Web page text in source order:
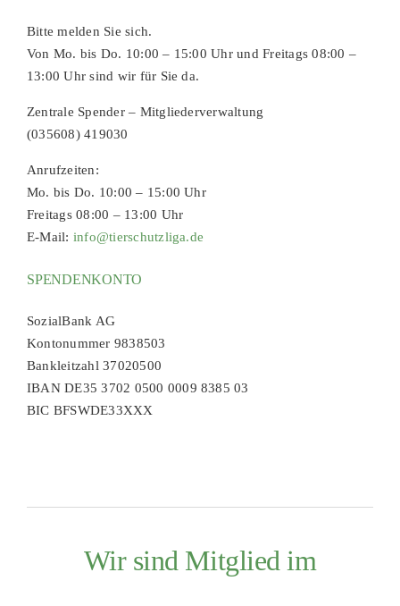
Bitte melden Sie sich.
Von Mo. bis Do. 10:00 – 15:00 Uhr und Freitags 08:00 –
13:00 Uhr sind wir für Sie da.
Zentrale Spender – Mitgliederverwaltung
(035608) 419030
Anrufzeiten:
Mo. bis Do. 10:00 – 15:00 Uhr
Freitags 08:00 – 13:00 Uhr
E-Mail: info@tierschutzliga.de
SPENDENKONTO
SozialBank AG
Kontonummer 9838503
Bankleitzahl 37020500
IBAN DE35 3702 0500 0009 8385 03
BIC BFSWDE33XXX
Wir sind Mitglied im